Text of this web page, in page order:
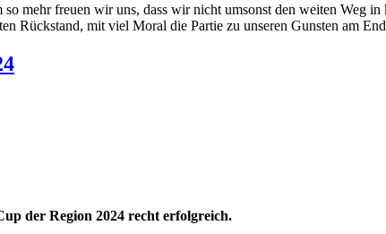
mehr freuen wir uns, dass wir nicht umsonst den weiten Weg
Rückstand, mit viel Moral die Partie zu unseren Gunsten am
der Region 2024 recht erfolgreich.